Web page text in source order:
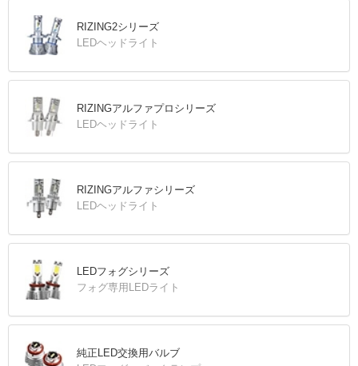
RIZING2シリーズ
LEDヘッドライト
RIZINGアルファプロシリーズ
LEDヘッドライト
RIZINGアルファシリーズ
LEDヘッドライト
LEDフォグシリーズ
フォグ専用LEDライト
純正LED交換用バルブ